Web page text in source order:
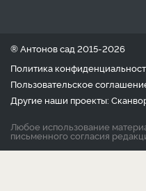
® Антонов сад 2015-2026
Политика
Пользовательское
Другие наши проекты:
Любое использование
письменного согласия